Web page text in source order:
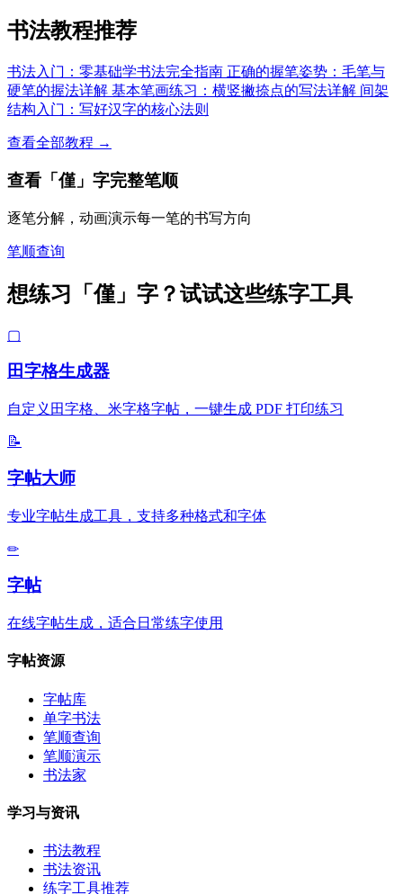
书法教程推荐
书法入门：零基础学书法完全指南 正确的握笔姿势：毛笔与
硬笔的握法详解 基本笔画练习：横竖撇捺点的写法详解 间架
结构入门：写好汉字的核心法则
查看全部教程 →
查看「僅」字完整笔顺
逐笔分解，动画演示每一笔的书写方向
笔顺查询
想练习「僅」字？试试这些练字工具
▢
田字格生成器
自定义田字格、米字格字帖，一键生成 PDF 打印练习
📝
字帖大师
专业字帖生成工具，支持多种格式和字体
✏
字帖
在线字帖生成，适合日常练字使用
字帖资源
字帖库
单字书法
笔顺查询
笔顺演示
书法家
学习与资讯
书法教程
书法资讯
练字工具推荐